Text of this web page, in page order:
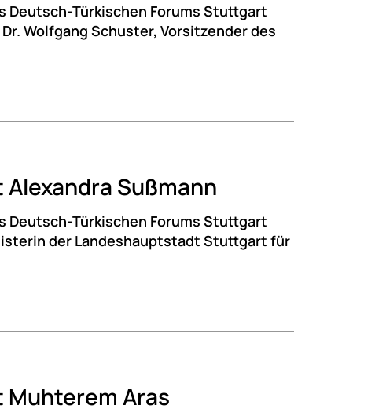
Deutsch-Türkischen Forums Stuttgart
Wolfgang Schuster, Vorsitzender des
Sußmann
Deutsch-Türkischen Forums Stuttgart
der Landeshauptstadt Stuttgart für
Muhterem Aras